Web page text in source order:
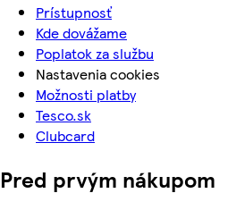
Prístupnosť
Kde dovážame
Poplatok za službu
Nastavenia cookies
Možnosti platby
Tesco.sk
Clubcard
Pred prvým nákupom